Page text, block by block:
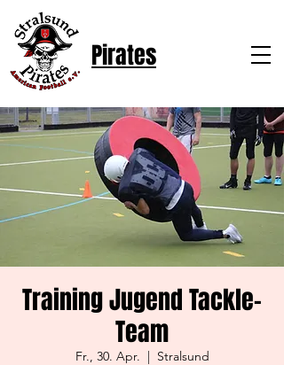
Pirates
Training Jugend Tackle-
Team
Fr., 30. Apr.
  |
Stralsund